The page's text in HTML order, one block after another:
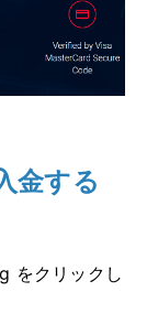
金する
をクリックし